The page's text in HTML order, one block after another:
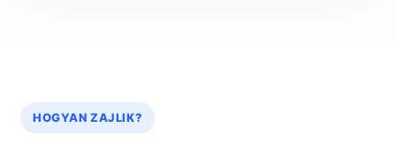
HOGYAN ZAJLIK?